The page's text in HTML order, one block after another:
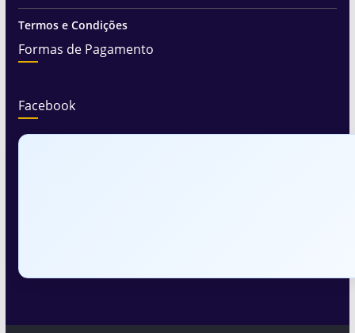
Termos e Condições
Formas de Pagamento
Facebook